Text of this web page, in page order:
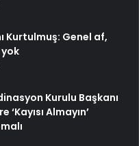
Kurtulmuş: Genel af,
Kurulu Başkanı
Almayın’